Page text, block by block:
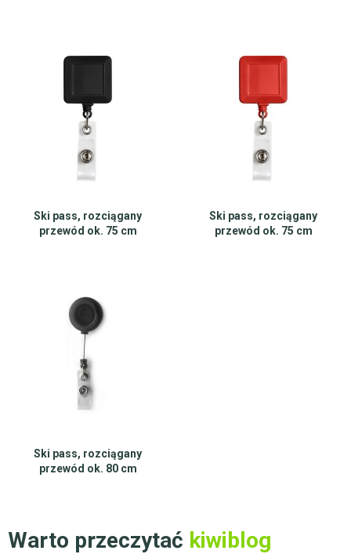
Ski pass, rozciągany
przewód ok. 75 cm
Ski pass, rozciągany
przewód ok. 75 cm
Ski pass, rozciągany
przewód ok. 80 cm
Warto przeczytać kiwiblog